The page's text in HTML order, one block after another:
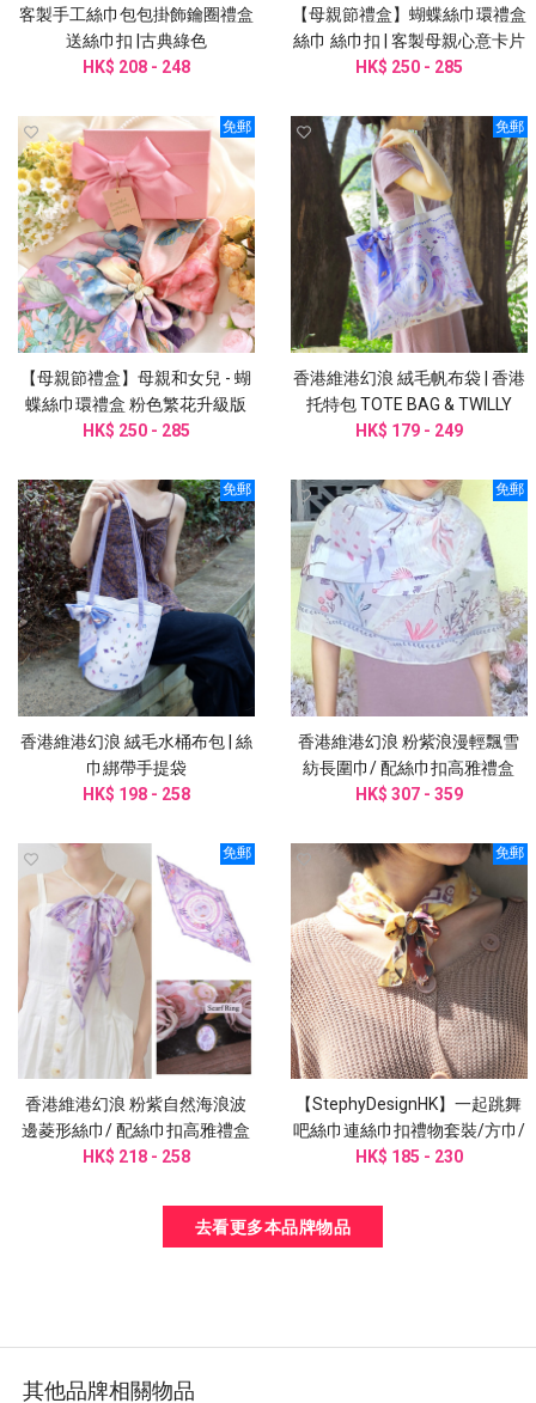
客製手工絲巾包包掛飾鑰圈禮盒
送絲巾扣 |古典綠色
HK$ 208 - 248
【母親節禮盒】蝴蝶絲巾環禮盒
絲巾 絲巾扣 | 客製母親心意卡片
HK$ 250 - 285
免郵
【母親節禮盒】母親和女兒 - 蝴
蝶絲巾環禮盒 粉色繁花升級版
HK$ 250 - 285
免郵
香港維港幻浪 絨毛帆布袋 | 香港
托特包 TOTE BAG & TWILLY
HK$ 179 - 249
免郵
香港維港幻浪 絨毛水桶布包 | 絲
巾綁帶手提袋
HK$ 198 - 258
免郵
香港維港幻浪 粉紫浪漫輕飄雪
紡長圍巾/ 配絲巾扣高雅禮盒
HK$ 307 - 359
免郵
香港維港幻浪 粉紫自然海浪波
邊菱形絲巾/ 配絲巾扣高雅禮盒
圍巾
HK$ 218 - 258
免郵
【StephyDesignHK】一起跳舞
吧絲巾連絲巾扣禮物套裝/方巾/
頭巾/手腕帶/圍巾/姊姊禮物
HK$ 185 - 230
去看更多本品牌物品
其他品牌相關物品